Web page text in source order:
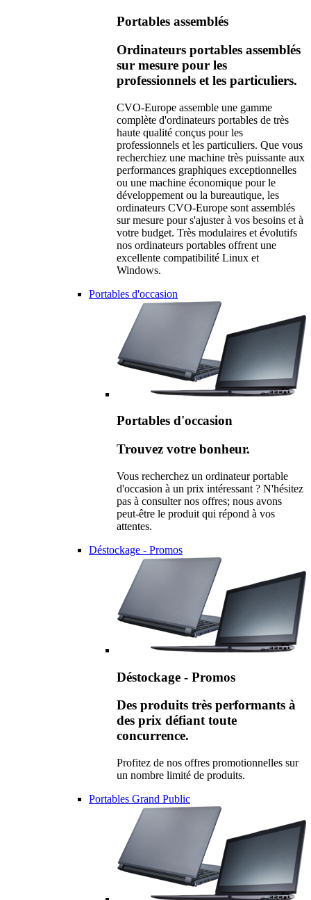
Portables assemblés
Ordinateurs portables assemblés
sur mesure pour les
professionnels et les particuliers.
CVO-Europe assemble une gamme
complète d'ordinateurs portables de très
haute qualité conçus pour les
professionnels et les particuliers. Que vous
recherchiez une machine très puissante aux
performances graphiques exceptionnelles
ou une machine économique pour le
développement ou la bureautique, les
ordinateurs CVO-Europe sont assemblés
sur mesure pour s'ajuster à vos besoins et à
votre budget. Très modulaires et évolutifs
nos ordinateurs portables offrent une
excellente compatibilité Linux et
Windows.
Portables d'occasion
Portables d'occasion
Trouvez votre bonheur.
Vous recherchez un ordinateur portable
d'occasion à un prix intéressant ? N'hésitez
pas à consulter nos offres; nous avons
peut-être le produit qui répond à vos
attentes.
Déstockage - Promos
Déstockage - Promos
Des produits très performants à
des prix défiant toute
concurrence.
Profitez de nos offres promotionnelles sur
un nombre limité de produits.
Portables Grand Public